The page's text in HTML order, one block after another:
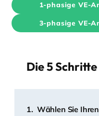
1-phasige VE-
3-phasige VE-
Die 5
Wählen Sie